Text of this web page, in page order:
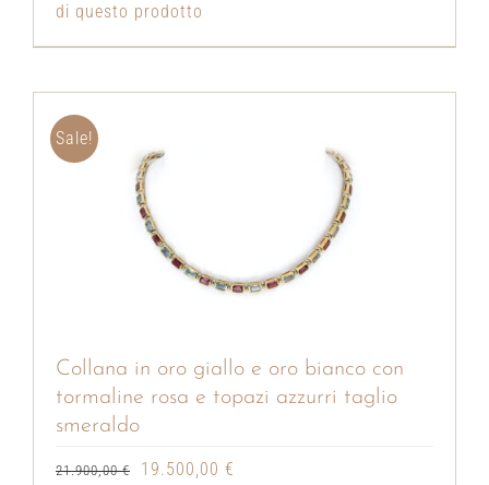
di questo prodotto
Sale!
Collana in oro giallo e oro bianco con
tormaline rosa e topazi azzurri taglio
smeraldo
21.900,00€
Il19.500,00 €